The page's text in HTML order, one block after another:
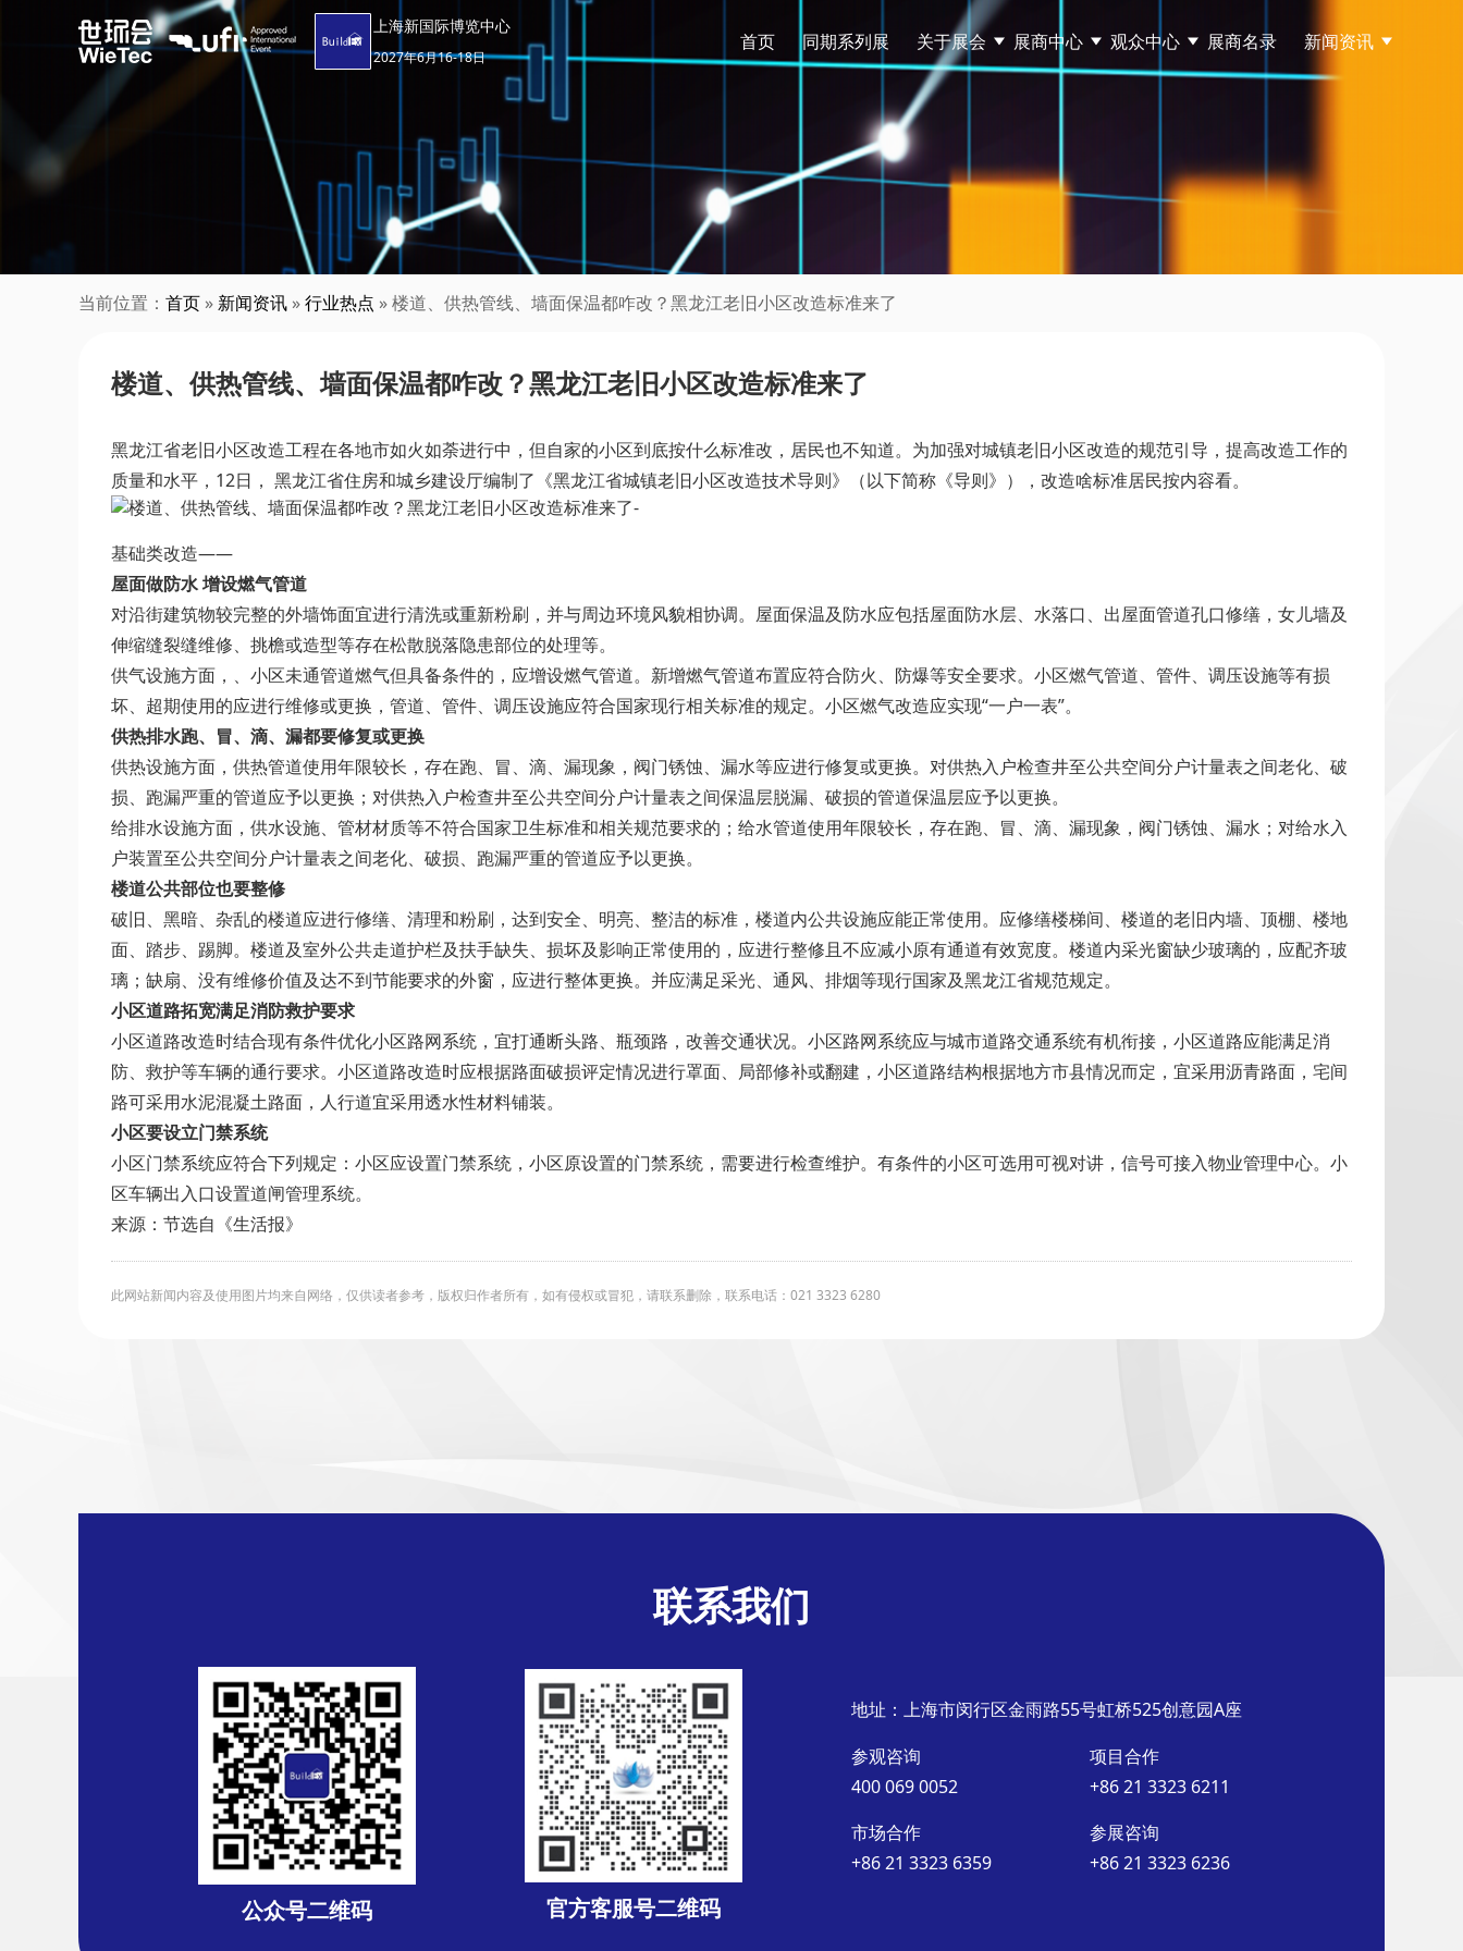
上海新国际博览中心
2027年6月16-18日
首页 同期系列展 关于展会 展商中心 观众中心 展商名录 新闻资讯
当前位置： 首页 » 新闻资讯 »行业热点 » 楼道、供热管线、墙面保温都咋改？黑龙江老旧小区改造标准来了
楼道、供热管线、墙面保温都咋改？黑龙江老旧小区改造标准来了
黑龙江省老旧小区改造工程在各地市如火如荼进行中，但自家的小区到底按什么标准改，居民也不知道。为加强对城镇老旧小区改造的规范引导，提高改造工作的
质量和水平，12日， 黑龙江省住房和城乡建设厅编制了《黑龙江省城镇老旧小区改造技术导则》（以下简称《导则》），改造啥标准居民按内容看。
基础类改造——
屋面做防水 增设燃气管道
对沿街建筑物较完整的外墙饰面宜进行清洗或重新粉刷，并与周边环境风貌相协调。屋面保温及防水应包括屋面防水层、水落口、出屋面管道孔口修缮，女儿墙及
伸缩缝裂缝维修、挑檐或造型等存在松散脱落隐患部位的处理等。
供气设施方面，、小区未通管道燃气但具备条件的，应增设燃气管道。新增燃气管道布置应符合防火、防爆等安全要求。小区燃气管道、管件、调压设施等有损
坏、超期使用的应进行维修或更换，管道、管件、调压设施应符合国家现行相关标准的规定。小区燃气改造应实现“一户一表”。
供热排水跑、冒、滴、漏都要修复或更换
供热设施方面，供热管道使用年限较长，存在跑、冒、滴、漏现象，阀门锈蚀、漏水等应进行修复或更换。对供热入户检查井至公共空间分户计量表之间老化、破
损、跑漏严重的管道应予以更换；对供热入户检查井至公共空间分户计量表之间保温层脱漏、破损的管道保温层应予以更换。
给排水设施方面，供水设施、管材材质等不符合国家卫生标准和相关规范要求的；给水管道使用年限较长，存在跑、冒、滴、漏现象，阀门锈蚀、漏水；对给水入
户装置至公共空间分户计量表之间老化、破损、跑漏严重的管道应予以更换。
楼道公共部位也要整修
破旧、黑暗、杂乱的楼道应进行修缮、清理和粉刷，达到安全、明亮、整洁的标准，楼道内公共设施应能正常使用。应修缮楼梯间、楼道的老旧内墙、顶棚、楼地
面、踏步、踢脚。楼道及室外公共走道护栏及扶手缺失、损坏及影响正常使用的，应进行整修且不应减小原有通道有效宽度。楼道内采光窗缺少玻璃的，应配齐玻
璃；缺扇、没有维修价值及达不到节能要求的外窗，应进行整体更换。并应满足采光、通风、排烟等现行国家及黑龙江省规范规定。
小区道路拓宽满足消防救护要求
小区道路改造时结合现有条件优化小区路网系统，宜打通断头路、瓶颈路，改善交通状况。小区路网系统应与城市道路交通系统有机衔接，小区道路应能满足消
防、救护等车辆的通行要求。小区道路改造时应根据路面破损评定情况进行罩面、局部修补或翻建，小区道路结构根据地方市县情况而定，宜采用沥青路面，宅间
路可采用水泥混凝土路面，人行道宜采用透水性材料铺装。
小区要设立门禁系统
小区门禁系统应符合下列规定：小区应设置门禁系统，小区原设置的门禁系统，需要进行检查维护。有条件的小区可选用可视对讲，信号可接入物业管理中心。小
区车辆出入口设置道闸管理系统。
来源：节选自《生活报》
此网站新闻内容及使用图片均来自网络，仅供读者参考，版权归作者所有，如有侵权或冒犯，请联系删除，联系电话：021 3323 6280
联系我们
公众号二维码 官方客服号二维码
地址：上海市闵行区金雨路55号虹桥525创意园A座
参观咨询
400 069 0052
项目合作
+86 21 3323 6211
市场合作
+86 21 3323 6359
参展咨询
+86 21 3323 6236